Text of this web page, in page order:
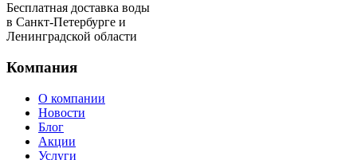
Бесплатная доставка воды
в Санкт-Петербурге и
Ленинградской области
Компания
О компании
Новости
Блог
Акции
Услуги